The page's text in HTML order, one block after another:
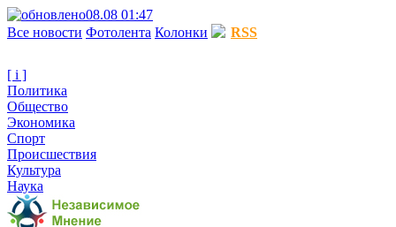
08.08 01:47
Все новости Фотолента Колонки RSS
[ i ]
Политика
Общество
Экономика
Спорт
Происшествия
Культура
Наука